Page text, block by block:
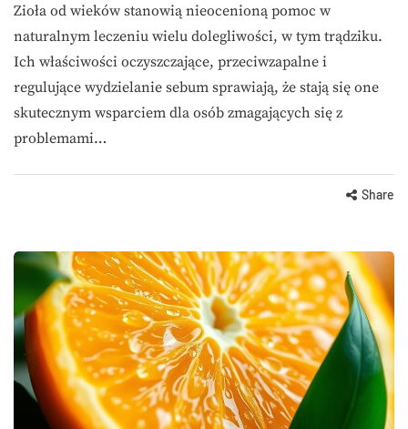
Zioła od wieków stanowią nieocenioną pomoc w
naturalnym leczeniu wielu dolegliwości, w tym trądziku.
Ich właściwości oczyszczające, przeciwzapalne i
regulujące wydzielanie sebum sprawiają, że stają się one
skutecznym wsparciem dla osób zmagających się z
problemami…
Share